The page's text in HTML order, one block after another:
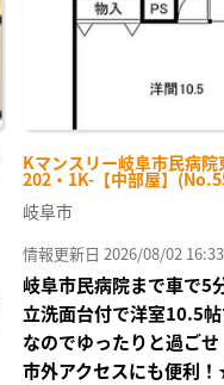
Kマンスリー岐阜市民病院
202・1K-【中部屋】
岐阜市
情報更新日 2026/08/02 16:33
岐阜市民病院まで車で
立洗面台付で洋室10.5
なのでゆったりと過ご
市外アクセスにも便利